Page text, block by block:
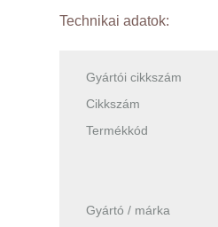
Technikai adatok:
Gyártói cikkszám
Cikkszám
Termékkód
Gyártó / márka